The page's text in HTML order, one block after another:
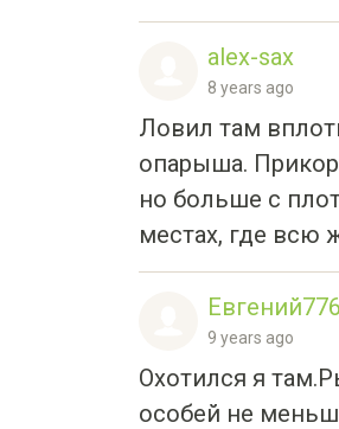
alex-sax
8 years ago
Ловил там
опарыша.
но больше с
местах, где всю
9 years ago
Охотился я
особей не